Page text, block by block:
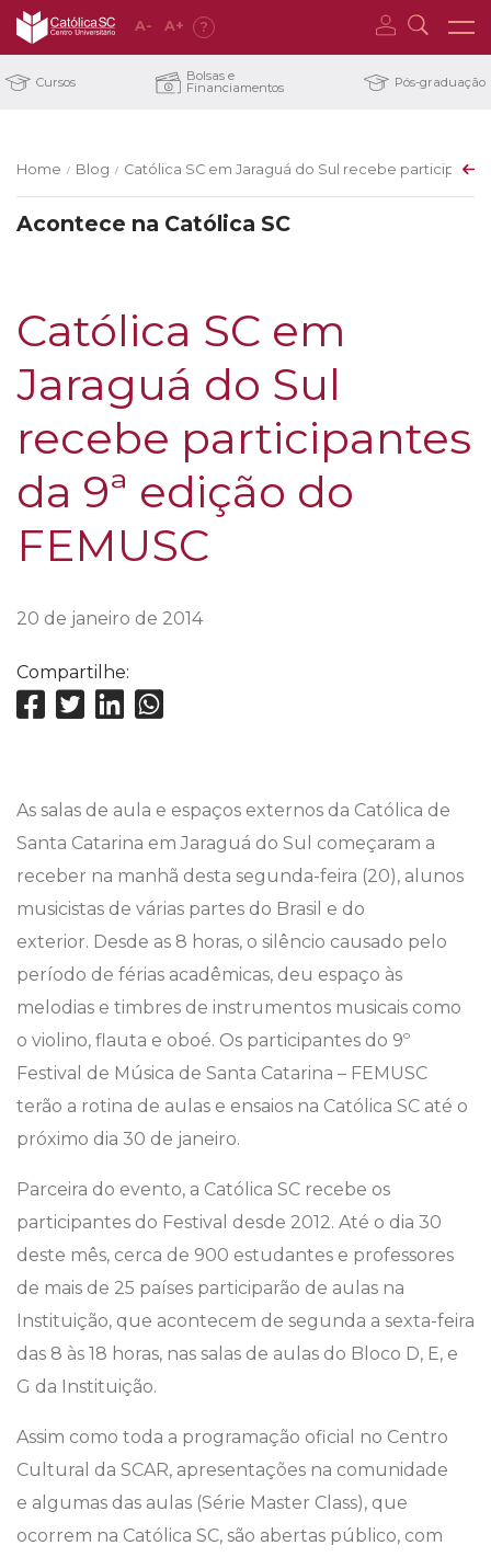
A- A+ ?
Cursos Bolsas e
Financiamentos Pós-graduação
Home / Blog / Católica SC em Jaraguá do Sul recebe
Acontece na Católica SC
Católica SC em
Jaraguá do Sul
recebe participantes
da 9ª edição do
FEMUSC
20 de janeiro de 2014
Compartilhe:
As salas de aula e espaços externos da Católica de
Santa Catarina em Jaraguá do Sul começaram a
receber na manhã desta segunda-feira (20), alunos
musicistas de várias partes do Brasil e do
exterior. Desde as 8 horas, o silêncio causado pelo
período de férias acadêmicas, deu espaço às
melodias e timbres de instrumentos musicais como
o violino, flauta e oboé. Os participantes do 9º
Festival de Música de Santa Catarina – FEMUSC
terão a rotina de aulas e ensaios na Católica SC até o
próximo dia 30 de janeiro.
Parceira do evento, a Católica SC recebe os
participantes do Festival desde 2012. Até o dia 30
deste mês, cerca de 900 estudantes e professores
de mais de 25 países participarão de aulas na
Instituição, que acontecem de segunda a sexta-feira
das 8 às 18 horas, nas salas de aulas do Bloco D, E, e
G da Instituição.
Assim como toda a programação oficial no Centro
Cultural da SCAR, apresentações na comunidade
e algumas das aulas (Série Master Class), que
ocorrem na Católica SC, são abertas público, com